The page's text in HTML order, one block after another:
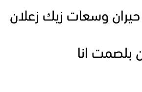
وسعات زيك زعلان
بلصمت انا